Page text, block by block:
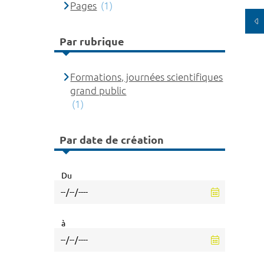
Pages (1)
Par rubrique
Formations, journées scientifiques
grand public
(1)
Par date de création
Du
à